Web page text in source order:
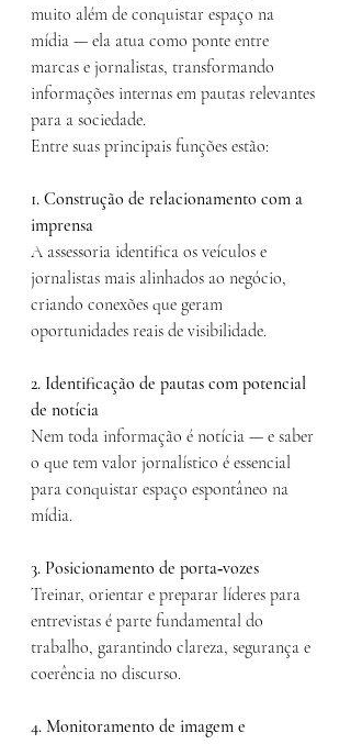
muito além de conquistar espaço na
mídia — ela atua como ponte entre
marcas e jornalistas, transformando
informações internas em pautas relevantes
para a sociedade.
Entre suas principais funções estão:
1. Construção de relacionamento com a
imprensa
A assessoria identifica os veículos e
jornalistas mais alinhados ao negócio,
criando conexões que geram
oportunidades reais de visibilidade.
2. Identificação de pautas com potencial
de notícia
Nem toda informação é notícia — e saber
o que tem valor jornalístico é essencial
para conquistar espaço espontâneo na
mídia.
3. Posicionamento de porta‑vozes
Treinar, orientar e preparar líderes para
entrevistas é parte fundamental do
trabalho, garantindo clareza, segurança e
coerência no discurso.
4. Monitoramento de imagem e